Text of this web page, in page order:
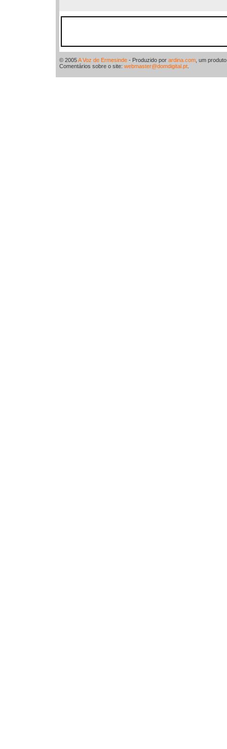
© 2005A Voz de Ermesinde - Produzido por ardina.com , um
Comentários sobre o site: webmaster@domdigital.pt